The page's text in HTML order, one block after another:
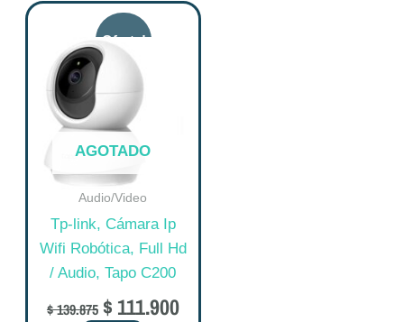
AGOTADO
Audio/Video
Tp-link, Cámara Ip
Wifi Robótica, Full Hd
/ Audio, Tapo C200
$139.875
Original
price
was:
$ 139.875.
$ 111.900
Current